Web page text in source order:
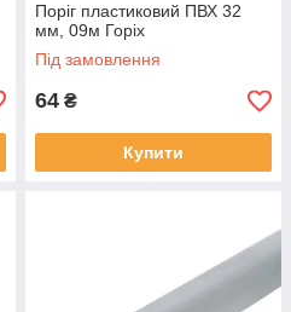
Поріг пластиковий ПВХ 32
мм, 09м Горіх
Під замовлення
64 ₴
Купити